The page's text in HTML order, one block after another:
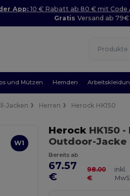
App: 10 € Rabatt ab 80 € mit Code
GratisVersand ab 79€
und Mützen Hemden
Jacken Herren Herock HK150
W1
Herock HK150 -
Outdoor-Jacke
Bereits ab
67.57
€
98.00
€
inkl.